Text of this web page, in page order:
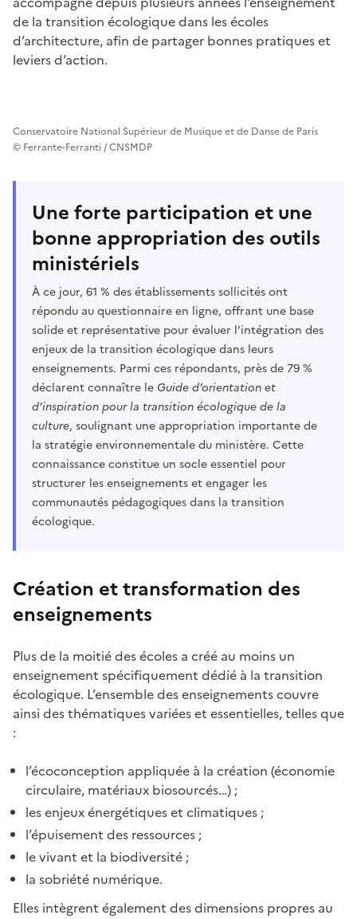
de la transition écologique dans les écoles
d’architecture, afin de partager bonnes pratiques et
leviers d’action.
Conservatoire National Supérieur de Musique et de Danse de Paris
© Ferrante-Ferranti / CNSMDP
Une forte participation et une
bonne appropriation des outils
ministériels
À ce jour, 61 % des établissements sollicités ont
répondu au questionnaire en ligne, offrant une base
solide et représentative pour évaluer l’intégration des
enjeux de la transition écologique dans leurs
enseignements. Parmi ces répondants, près de 79 %
déclarent connaître le Guide d’orientation et
d’inspiration pour la transition écologique de la
culture, soulignant une appropriation importante de
la stratégie environnementale du ministère. Cette
connaissance constitue un socle essentiel pour
structurer les enseignements et engager les
communautés pédagogiques dans la transition
écologique.
Création et transformation des
enseignements
Plus de la moitié des écoles a créé au moins un
enseignement spécifiquement dédié à la transition
écologique. L’ensemble des enseignements couvre
ainsi des thématiques variées et essentielles, telles que
:
l’écoconception appliquée à la création (économie
circulaire, matériaux biosourcés…) ;
les enjeux énergétiques et climatiques ;
l’épuisement des ressources ;
le vivant et la biodiversité ;
la sobriété numérique.
Elles intègrent également des dimensions propres au